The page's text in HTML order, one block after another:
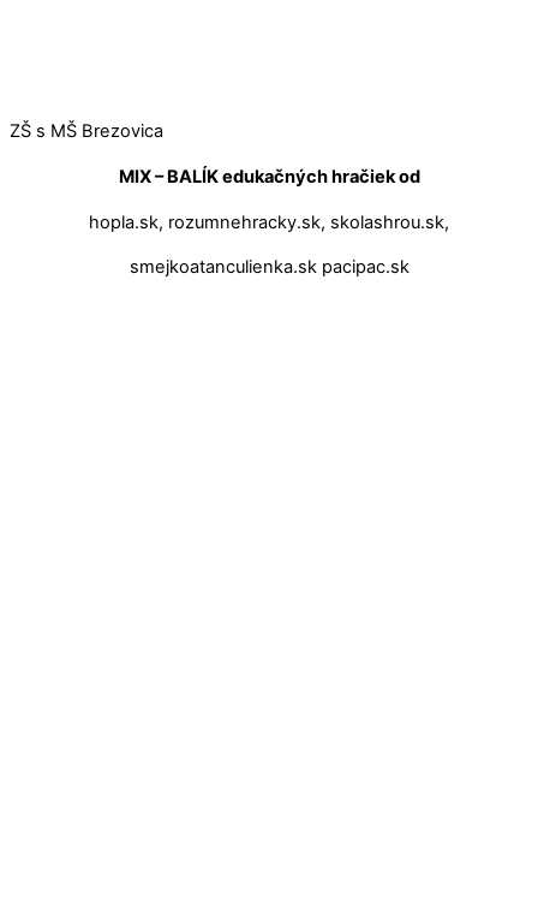
ZŠ s MŠ Brezovica
MIX – BALÍK edukačných hračiek od
hopla.sk, rozumnehracky.sk, skolashrou.sk,
smejkoatanculienka.sk pacipac.sk